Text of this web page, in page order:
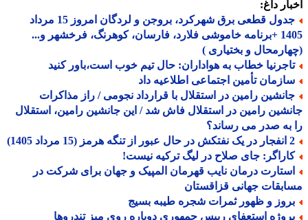
داغ:
جدول قطعی برق شهرکرد، بروجن و لردگان امروز 15 مرداد
1405 +برنامه خاموشی فلارد، فارسان، کوهرنگ، فرخشهر و...
و بختیاری )
خطاب به هواداران: حال تیم خوب است،باور کنید
تأمین اجتماعی اطلاعیه داد
رامین در استقلال با قرارداد نجومی / راز مذاکرات
رامین در استقلال فاش شد / این جانشین رامین، استقلال
به صدر می رساند؟
جای صلاح در لیگ ترکیه نیست!
درمان نایب قهرمان المپیک و جهان برای شرکت در
جهانی قزاقستان
و ظهور ثمرات شجره طیبه بسیج
استعفای رییس جمهوری دوباره روی میز تندروها